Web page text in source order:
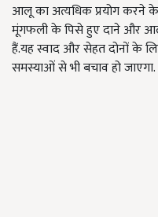
आलू का अत्यधिक प्रयोग करने
मूंगफली के पिसे हुए दाने और
हैं.यह स्वाद और सेहत दोनों के
समस्याओं से भी बचाव हो जाएगा.